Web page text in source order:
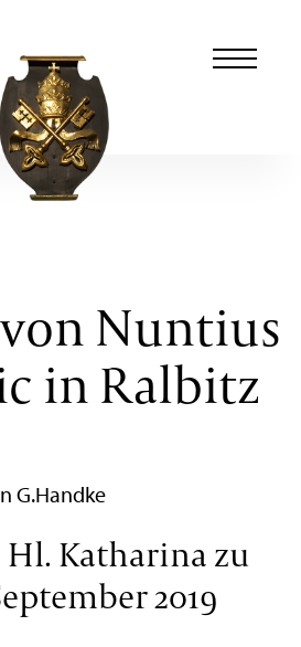
Nuntius
in Ralbitz
G.Handke
Katharina zu
2019